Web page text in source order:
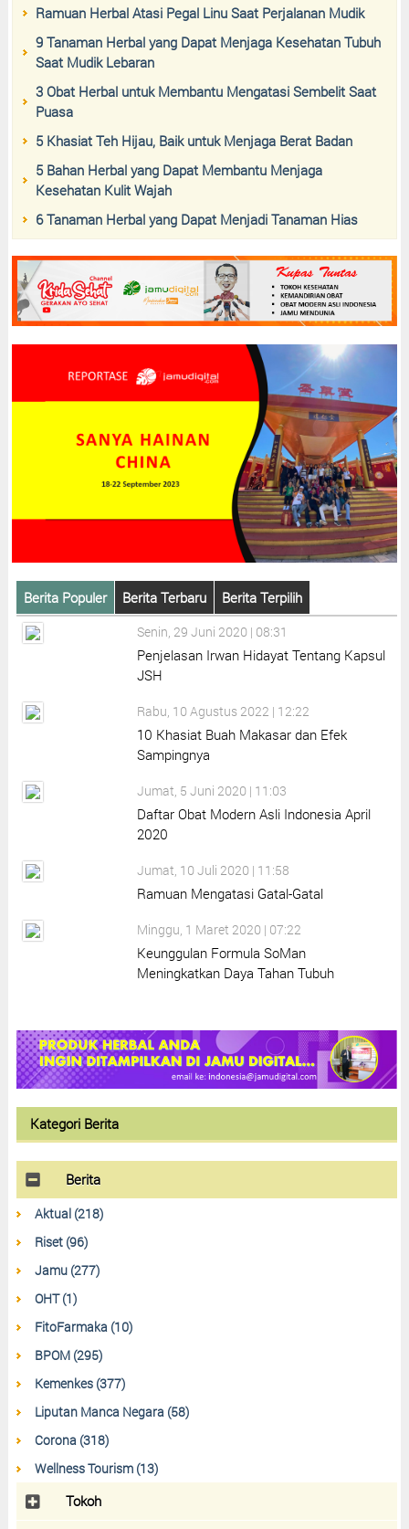
Ramuan Herbal Atasi Pegal Linu Saat Perjalanan Mudik
9 Tanaman Herbal yang Dapat Menjaga Kesehatan Tubuh
Saat Mudik Lebaran
3 Obat Herbal untuk Membantu Mengatasi Sembelit Saat
Puasa
5 Khasiat Teh Hijau, Baik untuk Menjaga Berat Badan
5 Bahan Herbal yang Dapat Membantu Menjaga
Kesehatan Kulit Wajah
6 Tanaman Herbal yang Dapat Menjadi Tanaman Hias
Berita Populer Berita Terbaru Berita Terpilih
Senin, 29 Juni 2020 | 08:31
Penjelasan Irwan Hidayat Tentang Kapsul
JSH
Rabu, 10 Agustus 2022 | 12:22
10 Khasiat Buah Makasar dan Efek
Sampingnya
Jumat, 5 Juni 2020 | 11:03
Daftar Obat Modern Asli Indonesia April
2020
Jumat, 10 Juli 2020 | 11:58
Ramuan Mengatasi Gatal-Gatal
Minggu, 1 Maret 2020 | 07:22
Keunggulan Formula SoMan
Meningkatkan Daya Tahan Tubuh
Kategori Berita
Berita
Aktual (218)
Riset (96)
Jamu (277)
OHT (1)
FitoFarmaka (10)
BPOM (295)
Kemenkes (377)
Liputan Manca Negara (58)
Corona (318)
Wellness Tourism (13)
Tokoh